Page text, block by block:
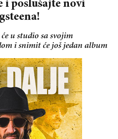
i poslušajte novi
u studio sa svojim
i snimit će još jedan album